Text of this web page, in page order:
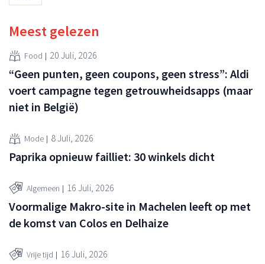
Meest gelezen
Food 20 Juli, 2026
“Geen punten, geen coupons, geen stress”: Aldi
voert campagne tegen getrouwheidsapps (maar
niet in België)
Mode 8 Juli, 2026
Paprika opnieuw failliet: 30 winkels dicht
Algemeen 16 Juli, 2026
Voormalige Makro-site in Machelen leeft op met
de komst van Colos en Delhaize
Vrije tijd 16 Juli, 2026